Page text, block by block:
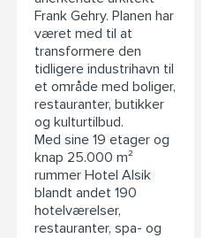
Frank Gehry. Planen har
været med til at
transformere den
tidligere industrihavn til
et område med boliger,
restauranter, butikker
og kulturtilbud.
Med sine 19 etager og
knap 25.000 m²
rummer Hotel Alsik
blandt andet 190
hotelværelser,
restauranter, spa- og